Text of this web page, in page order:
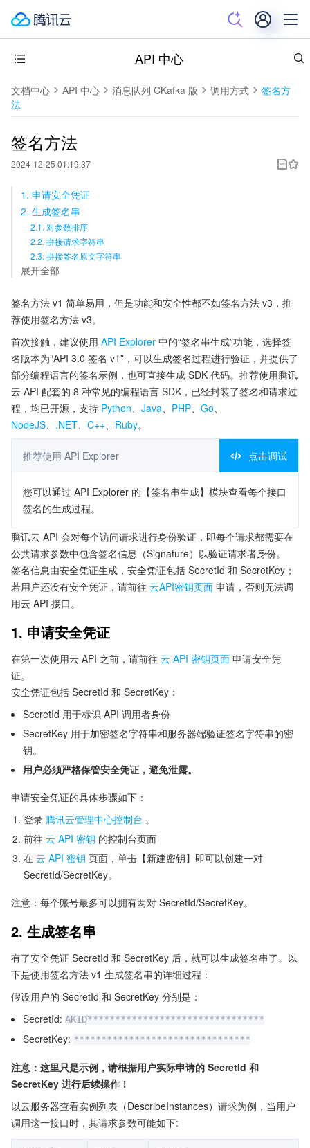
API 中心
文档中心 API 中心 消息队列 CKafka 版 调用方式
签名方
法
签名方法
2024-12-25 01:19:37
1. 申请安全凭证
2. 生成签名串
2.1. 对参数排序
2.2. 拼接请求字符串
2.3. 拼接签名原文字符串
展开全部
签名方法 v1 简单易用，但是功能和安全性都不如签名方法 v3，推
荐使用签名方法 v3。
首次接触，建议使用 API Explorer 中的“签名串生成”功能，选择签
名版本为“API 3.0 签名 v1”，可以生成签名过程进行验证，并提供了
部分编程语言的签名示例，也可直接生成 SDK 代码。推荐使用腾讯
云 API 配套的 8 种常见的编程语言 SDK，已经封装了签名和请求过
程，均已开源，支持 Python、 Java、 PHP、 Go、
NodeJS、 .NET、 C++、 Ruby。
推荐使用 API Explorer 点击调试
您可以通过 API Explorer 的【签名串生成】模块查看每个接口
签名的生成过程。
腾讯云 API 会对每个访问请求进行身份验证，即每个请求都需要在
公共请求参数中包含签名信息（Signature）以验证请求者身份。
签名信息由安全凭证生成，安全凭证包括 SecretId 和 SecretKey；
若用户还没有安全凭证，请前往 云API密钥页面 申请，否则无法调
用云 API 接口。
1. 申请安全凭证
在第一次使用云 API 之前，请前往 云 API 密钥页面 申请安全凭
证。
安全凭证包括 SecretId 和 SecretKey：
SecretId 用于标识 API 调用者身份
SecretKey 用于加密签名字符串和服务器端验证签名字符串的密
钥。
用户必须严格保管安全凭证，避免泄露。
申请安全凭证的具体步骤如下：
登录 腾讯云管理中心控制台 。
前往 云 API 密钥 的控制台页面
在 云 API 密钥 页面，单击【新建密钥】即可以创建一对
SecretId/SecretKey。
注意：每个账号最多可以拥有两对 SecretId/SecretKey。
2. 生成签名串
有了安全凭证 SecretId 和 SecretKey 后，就可以生成签名串了。以
下是使用签名方法 v1 生成签名串的详细过程：
假设用户的 SecretId 和 SecretKey 分别是：
SecretId: AKID********************************
SecretKey: ********************************
注意：这里只是示例，请根据用户实际申请的 SecretId 和
SecretKey 进行后续操作！
以云服务器查看实例列表（DescribeInstances）请求为例，当用户
调用这一接口时，其请求参数可能如下: